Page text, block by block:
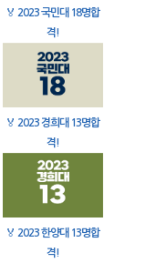
🏅 2023 국민대 18명합
격!
🏅 2023 경희대 13명합
격!
🏅 2023 한양대 13명합
격!